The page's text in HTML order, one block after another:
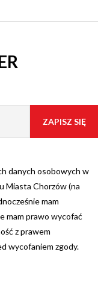
danych osobowych w
Miasta Chorzów (na
mam
mam prawo wycofać
z prawem
wycofaniem zgody.